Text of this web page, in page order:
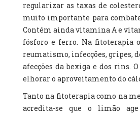
regularizar as taxas de
muito importante para
Contém ainda vitamina A e
fósforo e ferro. Na fitoterapia
reumatismo, infecções, gripes,
afecções da bexiga e dos rins.
elhorar o aproveitamento do
Tanto na fitoterapia como na
acredita-se que o limão